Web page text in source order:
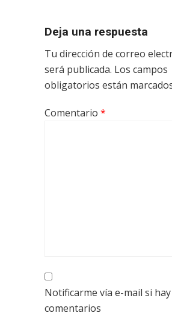
Deja una respuesta
Tu dirección de correo
será publicada. Los campos
obligatorios están
Comentario *
Notificarme vía e-mail si
comentarios